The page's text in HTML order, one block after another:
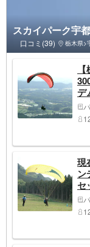
スカイパーク宇
口コミ(39) 栃木県>
デ
現
ン
セ